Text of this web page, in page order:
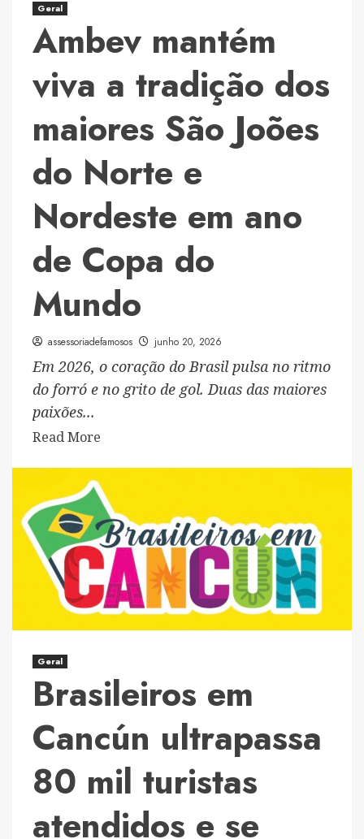
de
no
Geral
Ambev mantém
viva a tradição dos
maiores São Joões
do Norte e
Nordeste em ano
de Copa do
Mundo
assessoriadefamosos junho 20, 2026
Em 2026, o coração do Brasil pulsa no ritmo
do forró e no grito de gol. Duas das maiores
paixões...
Read More
about
Ambev
mantém
viva
a
tradição
dos
maiores
do
Norte
Nordeste
ano
Copa
Geral
Brasileiros em
Cancún ultrapassa
80 mil turistas
atendidos e se